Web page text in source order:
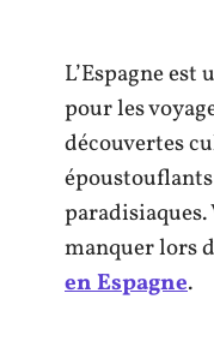
L’Espagne
pour les
découvertes
paradisiaques.
manquer lors
en Espagne.